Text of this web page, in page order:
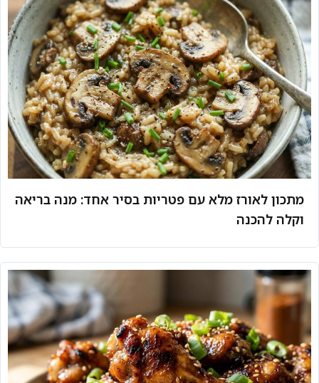
מתכון לאורז מלא עם פטריות בסיר אחד: מנה בריאה
וקלה להכנה